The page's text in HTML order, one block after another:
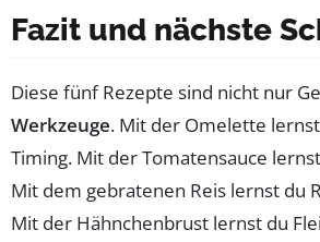
Fazit und nächste
Diese fünf Rezepte sind nicht nur
Werkzeuge. Mit der Omelette
Timing. Mit der Tomatensauce
Mit dem gebratenen Reis lernst du
Mit der Hähnchenbrust lernst du